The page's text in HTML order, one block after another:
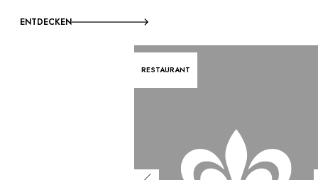
ENTDECKEN
RESTAURANT